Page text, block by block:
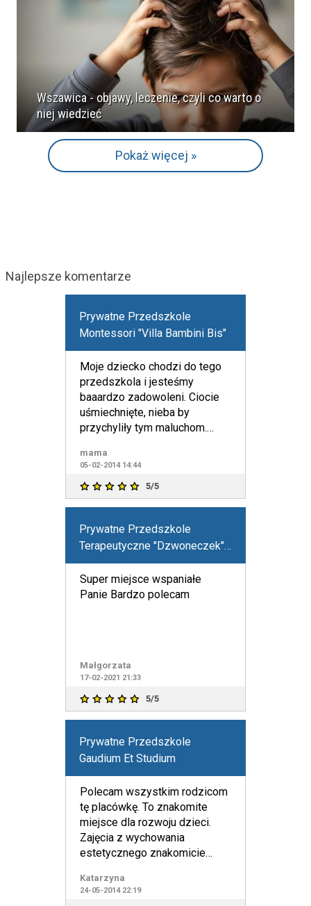
Wszawica - objawy, leczenie, czyli co warto o
niej wiedzieć
Pokaż więcej »
Najlepsze komentarze
Prywatne Przedszkole
Montessori "Villa Bambini Bis"
Moje dziecko chodzi do tego
przedszkola i jesteśmy
baaardzo zadowoleni. Ciocie
uśmiechnięte, nieba by
przychyliły tym maluchom.
jedyny m
mama
05-02-2014 14:44
5/5
Prywatne Przedszkole
Terapeutyczne "Dzwoneczek"
w Łazach
Super miejsce wspaniałe
Panie Bardzo polecam
Małgorzata
17-02-2021 21:33
5/5
Prywatne Przedszkole
Gaudium Et Studium
Polecam wszystkim rodzicom
tę placówkę. To znakomite
miejsce dla rozwoju dzieci.
Zajęcia z wychowania
estetycznego znakomicie
dziecka. Mój
Katarzyna
24-05-2014 22:19